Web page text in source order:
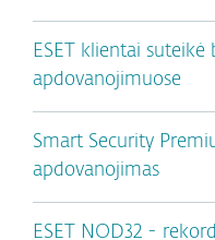
ESET klientai
apdovanojimuose
Smart Security
apdovanojimas
ESET NOD32 -